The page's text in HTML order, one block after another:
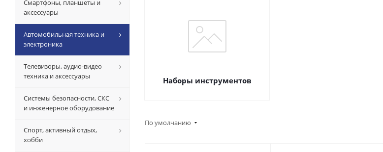
Наборы инструментов
По умолчанию
Смартфоны, планшеты и
аксессуары
Автомобильная техника и
электроника
Телевизоры, аудио-видео
техника и аксессуары
Системы безопасности, СКС
и инженерное оборудование
Спорт, активный отдых,
хобби